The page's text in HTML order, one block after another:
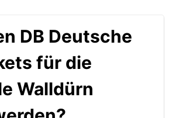
DB Deutsche
für die
Walldürn